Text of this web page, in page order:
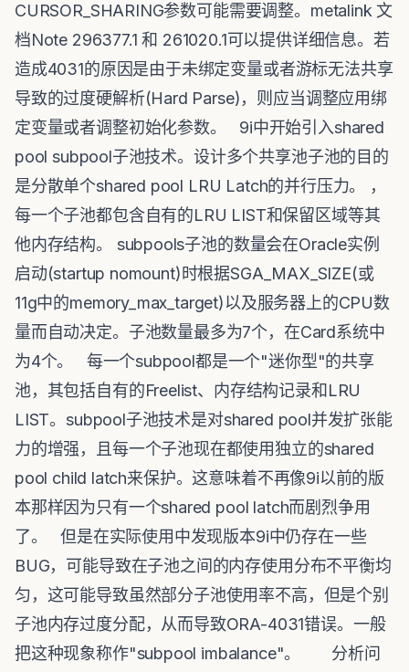
CURSOR_SHARING参数可能需要调整。metalink 文
档Note 296377.1 和 261020.1可以提供详细信息。若
造成4031的原因是由于未绑定变量或者游标无法共享
导致的过度硬解析(Hard Parse)，则应当调整应用绑
定变量或者调整初始化参数。 9i中开始引入shared
pool subpool子池技术。设计多个共享池子池的目的
是分散单个shared pool LRU Latch的并行压力。 ，
每一个子池都包含自有的LRU LIST和保留区域等其
他内存结构。 subpools子池的数量会在Oracle实例
启动(startup nomount)时根据SGA_MAX_SIZE(或
11g中的memory_max_target)以及服务器上的CPU数
量而自动决定。子池数量最多为7个，在Card系统中
为4个。 每一个subpool都是一个"迷你型"的共享
池，其包括自有的Freelist、内存结构记录和LRU
LIST。subpool子池技术是对shared pool并发扩张能
力的增强，且每一个子池现在都使用独立的shared
pool child latch来保护。这意味着不再像9i以前的版
本那样因为只有一个shared pool latch而剧烈争用
了。 但是在实际使用中发现版本9i中仍存在一些
BUG，可能导致在子池之间的内存使用分布不平衡均
匀，这可能导致虽然部分子池使用率不高，但是个别
子池内存过度分配，从而导致ORA-4031错误。一般
把这种现象称作"subpool imbalance"。 分析问